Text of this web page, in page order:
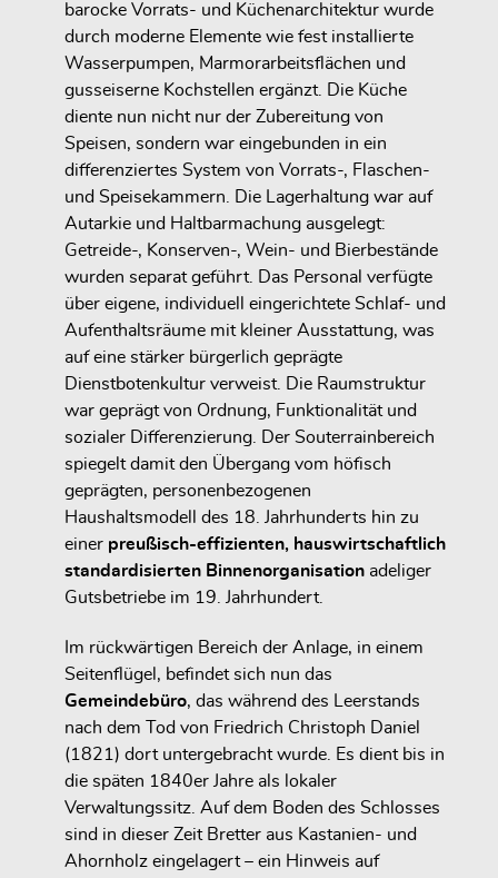
barocke Vorrats- und Küchenarchitektur wurde
durch moderne Elemente wie fest installierte
Wasserpumpen, Marmorarbeitsflächen und
gusseiserne Kochstellen ergänzt. Die Küche
diente nun nicht nur der Zubereitung von
Speisen, sondern war eingebunden in ein
differenziertes System von Vorrats-, Flaschen-
und Speisekammern. Die Lagerhaltung war auf
Autarkie und Haltbarmachung ausgelegt:
Getreide-, Konserven-, Wein- und Bierbestände
wurden separat geführt. Das Personal verfügte
über eigene, individuell eingerichtete Schlaf- und
Aufenthaltsräume mit kleiner Ausstattung, was
auf eine stärker bürgerlich geprägte
Dienstbotenkultur verweist. Die Raumstruktur
war geprägt von Ordnung, Funktionalität und
sozialer Differenzierung. Der Souterrainbereich
spiegelt damit den Übergang vom höfisch
geprägten, personenbezogenen
Haushaltsmodell des 18. Jahrhunderts hin zu
einer preußisch-effizienten, hauswirtschaftlich
standardisierten Binnenorganisation adeliger
Gutsbetriebe im 19. Jahrhundert.
Im rückwärtigen Bereich der Anlage, in einem
Seitenflügel, befindet sich nun das
Gemeindebüro, das während des Leerstands
nach dem Tod von Friedrich Christoph Daniel
(1821) dort untergebracht wurde. Es dient bis in
die späten 1840er Jahre als lokaler
Verwaltungssitz. Auf dem Boden des Schlosses
sind in dieser Zeit Bretter aus Kastanien- und
Ahornholz eingelagert – ein Hinweis auf